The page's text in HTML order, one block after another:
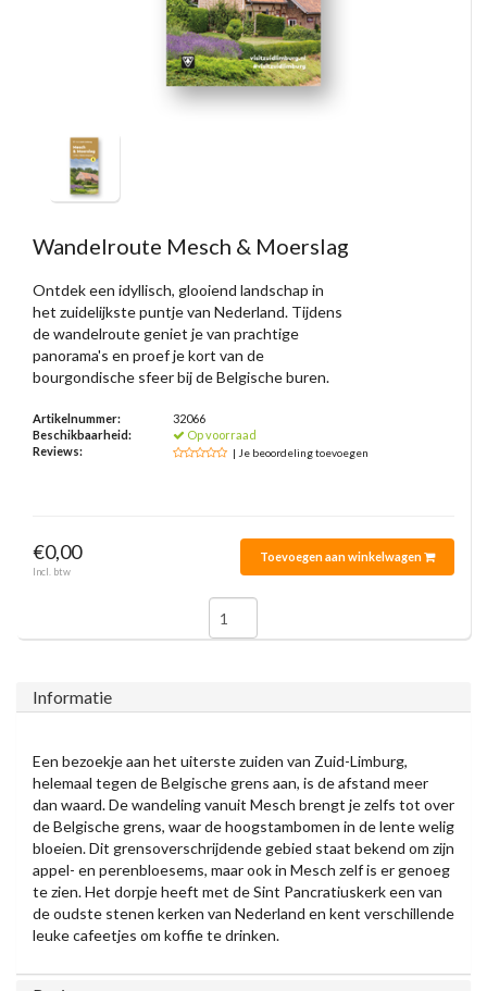
Wandelroute Mesch & Moerslag
Ontdek een idyllisch, glooiend landschap in
het zuidelijkste puntje van Nederland. Tijdens
de wandelroute geniet je van prachtige
panorama's en proef je kort van de
bourgondische sfeer bij de Belgische buren.
Artikelnummer:
32066
Beschikbaarheid:
Op voorraad
Reviews:
| Je beoordeling toevoegen
€0,00
Incl. btw
Toevoegen aan winkelwagen
Informatie
Een bezoekje aan het uiterste zuiden van Zuid-Limburg,
helemaal tegen de Belgische grens aan, is de afstand meer
dan waard. De wandeling vanuit Mesch brengt je zelfs tot over
de Belgische grens, waar de hoogstambomen in de lente welig
bloeien. Dit grensoverschrijdende gebied staat bekend om zijn
appel- en perenbloesems, maar ook in Mesch zelf is er genoeg
te zien. Het dorpje heeft met de Sint Pancratiuskerk een van
de oudste stenen kerken van Nederland en kent verschillende
leuke cafeetjes om koffie te drinken.